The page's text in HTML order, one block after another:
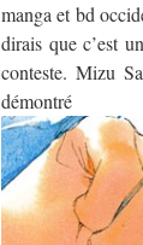
manga et bd
dirais que c’est
conteste. Mizu